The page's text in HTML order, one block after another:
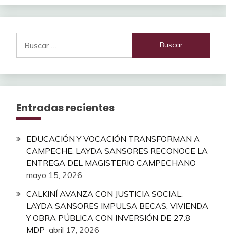
Entradas recientes
EDUCACIÓN Y VOCACIÓN TRANSFORMAN A
CAMPECHE: LAYDA SANSORES RECONOCE LA
ENTREGA DEL MAGISTERIO CAMPECHANO
mayo 15, 2026
CALKINÍ AVANZA CON JUSTICIA SOCIAL:
LAYDA SANSORES IMPULSA BECAS, VIVIENDA
Y OBRA PÚBLICA CON INVERSIÓN DE 27.8
MDP abril 17, 2026